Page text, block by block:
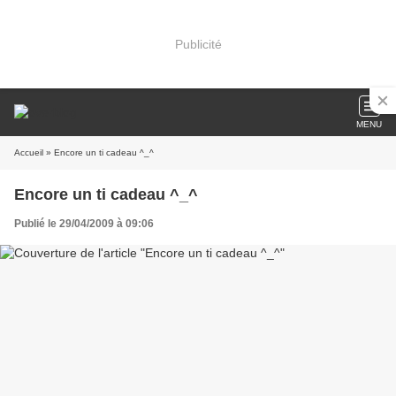
Publicité
MENU
Accueil » Encore un ti cadeau ^_^
Encore un ti cadeau ^_^
Publié le 29/04/2009 à 09:06